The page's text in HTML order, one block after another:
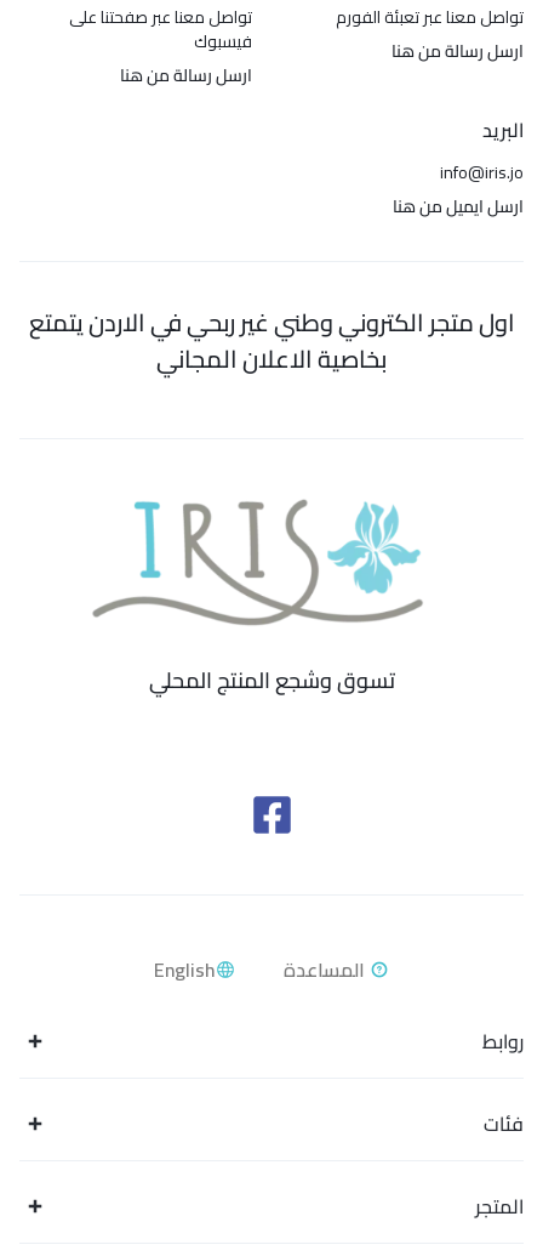
تواصل معنا عبر تعبئة الفورم
ارسل رسالة من هنا
تواصل معنا عبر صفحتنا على
فيسبوك
ارسل رسالة من هنا
البريد
info@iris.jo
ارسل ايميل من هنا
اول متجر الكتروني وطني غير ربحي في الاردن يتمتع
بخاصية الاعلان المجاني
تسوق وشجع المنتج المحلي
English
روابط
فئات
المتجر